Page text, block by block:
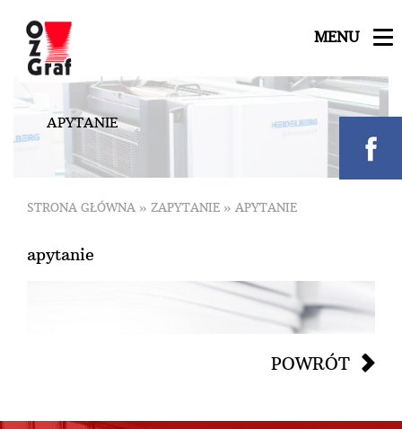
MENU
APYTANIE
STRONA GŁÓWNA » ZAPYTANIE » APYTANIE
apytanie
POWRÓT